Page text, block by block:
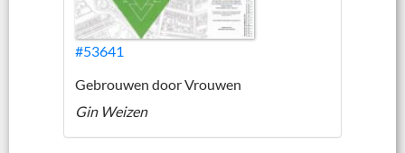
#53641
Gebrouwen door Vrouwen
Gin Weizen